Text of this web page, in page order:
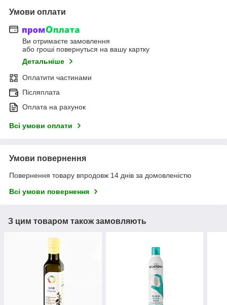
Умови оплати
Ви отримаєте замовлення
або гроші повернуться на вашу картку
Детальніше
Оплатити частинами
Післяплата
Оплата на рахунок
Всі умови оплати
Умови повернення
Повернення товару впродовж 14 днів за домовленістю
Всі умови повернення
З цим товаром також замовляють